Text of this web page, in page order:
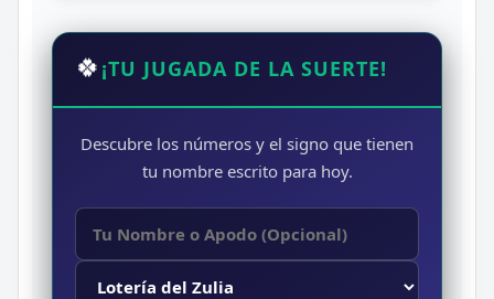
🍀 ¡TU JUGADA DE LA SUERTE!
Descubre los números y el signo que tienen
tu nombre escrito para hoy.